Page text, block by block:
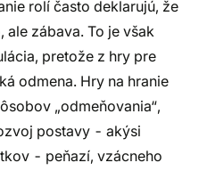
rolí často deklarujú, že
zábava. To je však
pretože z hry pre
odmena. Hry na hranie
„odmeňovania“,
postavy - akýsi
- peňazí, vzácneho